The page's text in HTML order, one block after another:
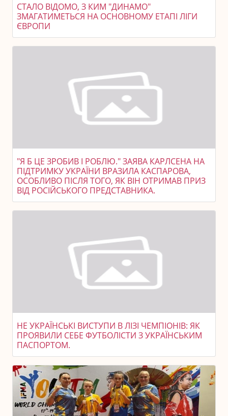
СТАЛО ВІДОМО, З КИМ "ДИНАМО"
ЗМАГАТИМЕТЬСЯ НА ОСНОВНОМУ ЕТАПІ ЛІГИ
ЄВРОПИ
"Я Б ЦЕ ЗРОБИВ І РОБЛЮ." ЗАЯВА КАРЛСЕНА НА
ПІДТРИМКУ УКРАЇНИ ВРАЗИЛА КАСПАРОВА,
ОСОБЛИВО ПІСЛЯ ТОГО, ЯК ВІН ОТРИМАВ ПРИЗ
ВІД РОСІЙСЬКОГО ПРЕДСТАВНИКА.
НЕ УКРАЇНСЬКІ ВИСТУПИ В ЛІЗІ ЧЕМПІОНІВ: ЯК
ПРОЯВИЛИ СЕБЕ ФУТБОЛІСТИ З УКРАЇНСЬКИМ
ПАСПОРТОМ.